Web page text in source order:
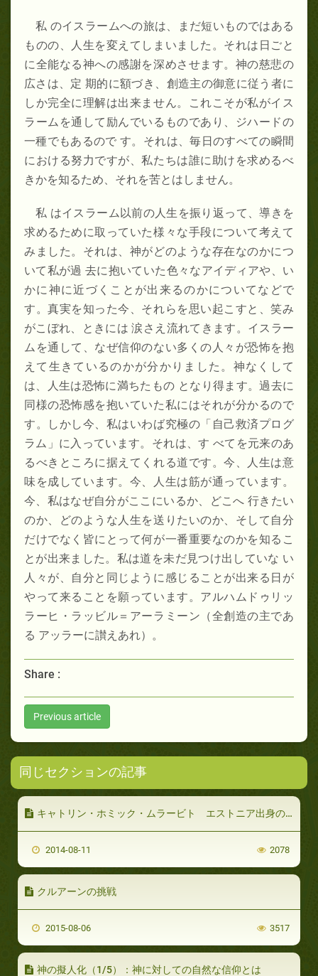
私 のイスラームへの旅は、まだ短いものではある
ものの、人生を変えてしまいました。それは日ごと
に全能なる神への感謝を深めさせます。神の慈悲の
広さは、定 期的に額づき、創造主の御意に従う者に
しか完全に理解は出来ません。これこそが私がイス
ラームを通して励んでいるものであり、ジハードの
一種でもあるので す。それは、毎日のすべての瞬間
における努力ですが、私たちは誰に助けを求めるべ
きかを知るため、それを苦とはしません。
私 はイスラーム以前の人生を振り返って、導きを
求めるために取っていた様々な手段について考えて
みました。それは、神がどのような存在なのかにつ
いて私が過 去に抱いていた色々なアイディアや、い
かに神に近づくことが出来るのかについてなどで
す。真実を知った今、それらを思い起こすと、笑み
がこぼれ、ときには 涙さえ流れてきます。イスラー
ムを通して、なぜ信仰のない多くの人々が恐怖を抱
えて生きているのかが分かりました。神なくして
は、人生は恐怖に満ちたもの となり得ます。過去に
同様の恐怖感を抱いていた私にはそれが分かるので
す。しかし今、私はいわば究極の「自己救済プログ
ラム」に入っています。それは、す べてを元来のあ
るべきところに据えてくれる道です。今、人生は意
味を成しています。今、人生は筋が通っています。
今、私はなぜ自分がここにいるか、どこへ 行きたい
のか、どのような人生を送りたいのか、そして自分
だけでなく皆にとって何が一番重要なのかを知るこ
とが出来ました。私は道を未だ見つけ出していな い
人々が、自分と同じように感じることが出来る日が
やって来ることを願っています。アルハムドゥリッ
ラーヒ・ラッビル＝アーラミーン（全創造の主であ
る アッラーに讃えあれ）。
Share :
Previous article
同じセクションの記事
キャトリン・ホミック・ムラービト エストニア出身の元キリスト教徒
2014-08-11 2078
クルアーンの挑戦
2015-08-06 3517
神の擬人化（1/5）：神に対しての自然な信仰とは